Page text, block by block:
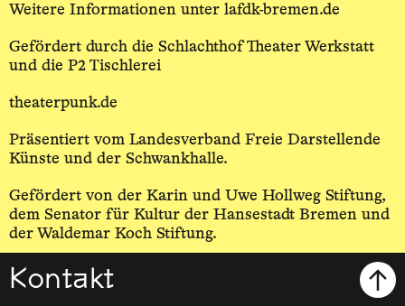
Weitere Informationen unter lafdk-bremen.de
Gefördert durch die Schlachthof Theater Werkstatt
und die P2 Tischlerei
theaterpunk.de
Präsentiert vom Landesverband Freie Darstellende
Künste und der Schwankhalle.
Gefördert von der Karin und Uwe Hollweg Stiftung,
dem Senator für Kultur der Hansestadt Bremen und
der Waldemar Koch Stiftung.
Kontakt